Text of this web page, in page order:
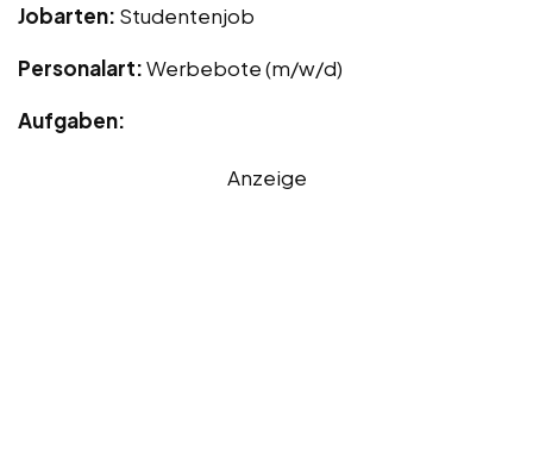
Jobarten: Studentenjob
Personalart:Werbebote (m/w/d)
Aufgaben:
Anzeige